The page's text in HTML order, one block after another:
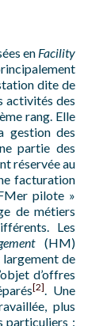
en Facility
dite de
activités des
rang. Elle
gestion des
partie des
réservée au
facturation
pilote »
de métiers
Les
(HM)
largement de
d’offres
[2]. Une
plus
particuliers :